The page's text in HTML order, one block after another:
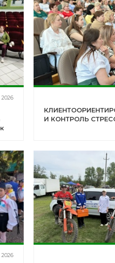
И КОНТРОЛЬ